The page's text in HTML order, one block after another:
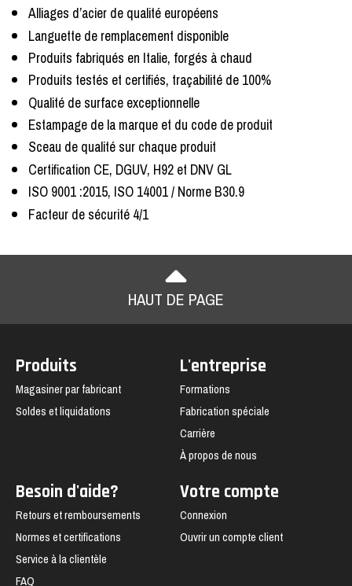
Alliages d’acier de qualité européens
Languette de remplacement disponible
Produits fabriqués en Italie, forgés à chaud
Produits testés et certifiés, traçabilité de 100%
Qualité de surface exceptionnelle
Estampage de la marque et du code de produit
Sceau de qualité sur chaque produit
Certification CE, DGUV, H92 et DNV GL
ISO 9001 :2015, ISO 14001 / Norme B30.9
Facteur de sécurité 4/1
HAUT DE PAGE
Produits
Magasiner par fabricant
Soldes et liquidations
L'entreprise
Formations
Fabrication spéciale
Carrière
À propos de nous
Besoin d'aide?
Retours et remboursements
Normes et certifications
Service à la clientèle
FAQ
Votre compte
Connexion
Ouvrir un compte client